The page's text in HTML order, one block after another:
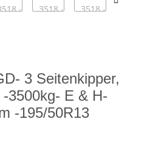
3 Seitenkipper,
3500kg- E & H-
-195/50R13